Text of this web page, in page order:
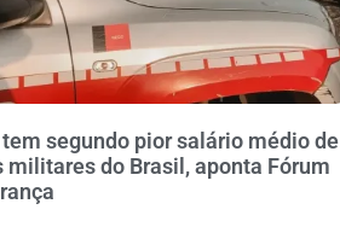
segundo pior salário médio de
militares do Brasil, aponta Fórum